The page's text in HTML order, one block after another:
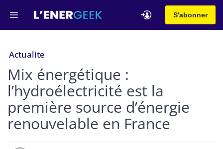
contenu
S'abonner
Menu
Actualite
Mix énergétique :
l’hydroélectricité est la
première source d’énergie
renouvelable en France